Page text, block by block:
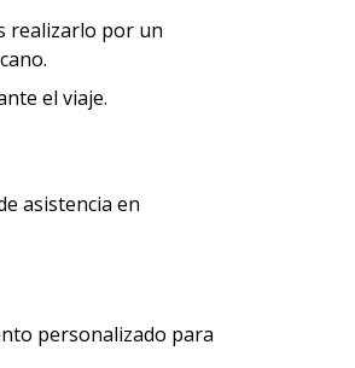
realizarlo por un
el viaje.
asistencia en
personalizado para